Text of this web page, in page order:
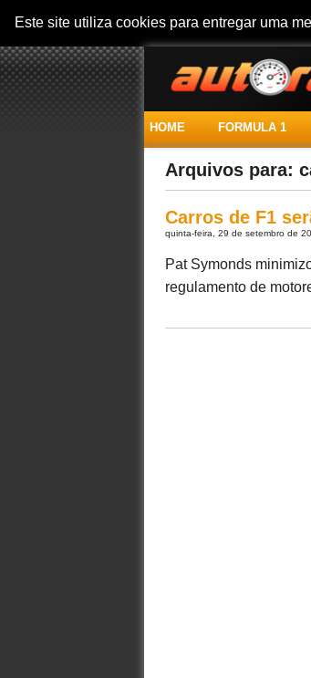
Este site utiliza cookies para entregar uma
HOME FORMULA 1
Arquivos para:
Carros de F1
quinta-feira, 29 de setembro de
Pat Symonds
regulamento de